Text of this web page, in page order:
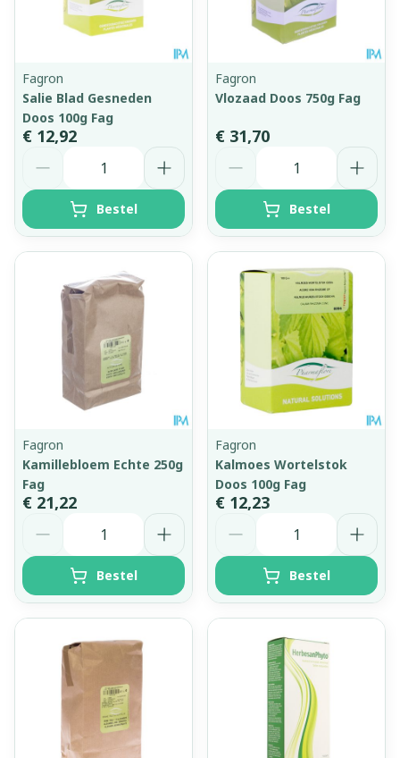
Fagron
Salie Blad Gesneden
Doos 100g Fag
€ 12,92
Bestel
Fagron
Vlozaad Doos 750g Fag
€ 31,70
Bestel
Fagron
Kamillebloem Echte 250g
Fag
€ 21,22
Bestel
Fagron
Kalmoes Wortelstok
Doos 100g Fag
€ 12,23
Bestel